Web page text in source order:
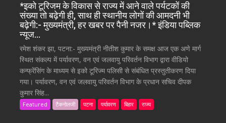
*इको टूरिजम के विकास से राज्य में आने वाले पर्यटकों की
संख्या तो बढ़ेगी ही, साथ ही स्थानीय लोगों की आमदनी भी
बढ़ेगी:- मुख्यमंत्री, हर खबर पर पैनी नजर।* इंडिया पब्लिक
न्यूज…
रमेश शंकर झा, पटना:- मुख्यमंत्री नीतीश कुमार के समक्ष आज एक अणे मार्ग
स्थित संकल्प में पर्यावरण, वन एवं जलवायु परिवर्तन विभाग द्वारा वीडियो
कन्फ्रेंसिंग के माध्यम से इको टूरिज्म पलिसी से संबंधित प्रस्तुतीकरण दिया
गया। पर्यावरण, वन एवं जलवायु परिवर्तन विभाग के प्रधान सचिव दीपक
कुमार सिंह...
Featured टैकनोलजी पटना पर्यावरण बिहार राज्य